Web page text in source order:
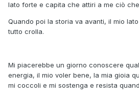
lato forte e capita che attiri a me ciò
Quando poi la storia va avanti, il mio
tutto crolla.
Mi piacerebbe un giorno conoscere
energia, il mio voler bene, la mia gioia
mi coccoli e mi sostenga e resista